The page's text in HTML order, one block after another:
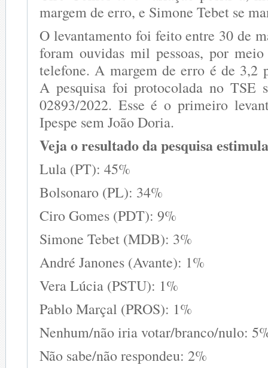
margem de erro, e Simone Tebet se
O levantamento foi feito entre 30 de
foram ouvidas mil pessoas, por
telefone. A margem de erro é de 3,2
A pesquisa foi protocolada no TSE
02893/2022. Esse é o primeiro
Ipespe sem João Doria.
Veja o resultado da pesquisa
Lula (PT): 45%
Bolsonaro (PL): 34%
Ciro Gomes (PDT): 9%
Simone Tebet (MDB): 3%
André Janones (Avante): 1%
Vera Lúcia (PSTU): 1%
Pablo Marçal (PROS): 1%
Nenhum/não iria votar/branco/nulo:
Não sabe/não respondeu: 2%